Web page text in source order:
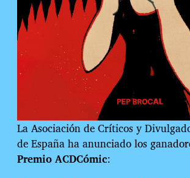
La Asociación de Críticos y
de España ha anunciado los
Premio ACDCómic: